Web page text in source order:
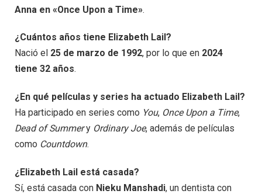
Anna en «Once Upon a Time».
¿Cuántos años tiene Elizabeth Lail?
Nació el 25 de marzo de 1992, por lo que en 2024
tiene 32 años.
¿En qué películas y series ha actuado Elizabeth Lail?
Ha participado en series como You, Once Upon a Time,
Dead of Summery Ordinary Joe, además de películas
como Countdown.
¿Elizabeth Lail está casada?
Sí, está casada con Nieku Manshadi, un dentista con